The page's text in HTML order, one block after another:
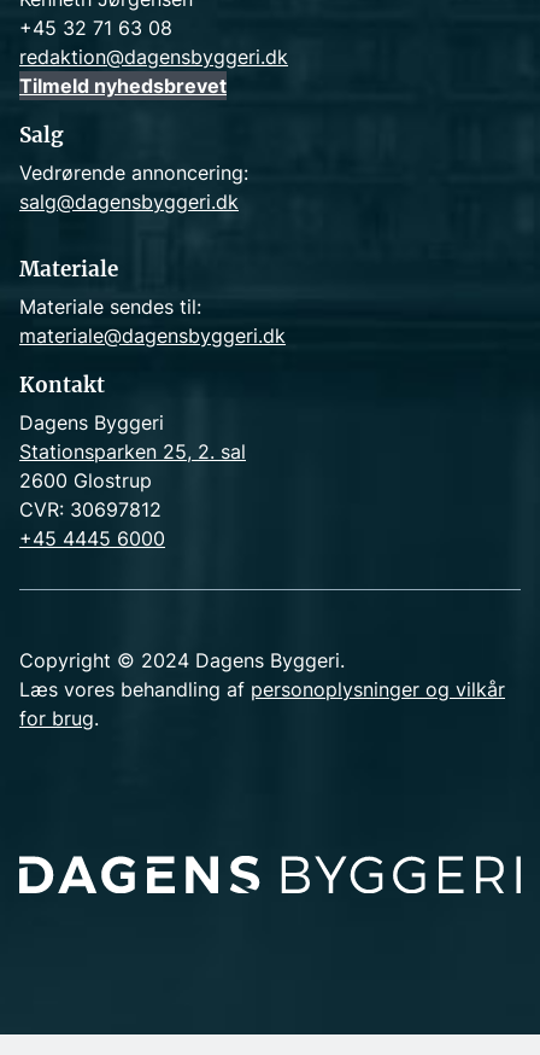
+45 32 71 63 08
redaktion@dagensbyggeri.dk
Tilmeld nyhedsbrevet
Salg
Vedrørende annoncering:
salg@dagensbyggeri.dk
Materiale
Materiale sendes til:
materiale@dagensbyggeri.dk
Kontakt
Dagens Byggeri
Stationsparken 25, 2. sal
2600 Glostrup
CVR: 30697812
+45 4445 6000
Copyright © 2024 Dagens Byggeri.
Læs vores behandling af personoplysninger og vilkår
for brug.